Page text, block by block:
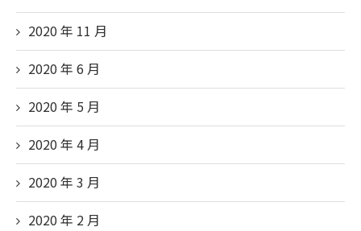
2020 年 11 月
2020 年 6 月
2020 年 5 月
2020 年 4 月
2020 年 3 月
2020 年 2 月